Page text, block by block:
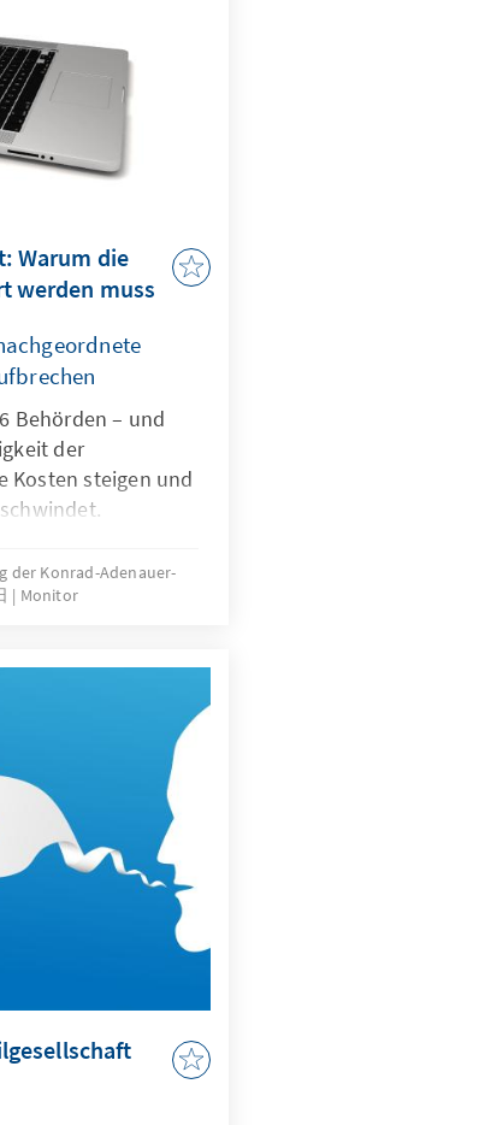
Warum die
werden muss
Behörden – und
der
Kosten steigen und
Reform:
IT bündeln,
Koalitionsvertrag
der Vorschlag auf
für mehr
der Konrad-Adenauer-
Monitor